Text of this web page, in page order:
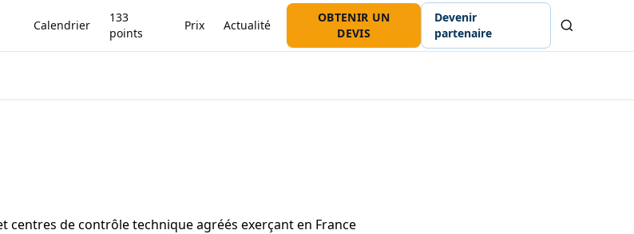
Calendrier
133
points
Prix Actualité
OBTENIR UN
DEVIS
Devenir
partenaire
de contrôle technique agréés exerçant en France